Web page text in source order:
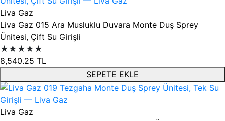
Liva Gaz
Liva Gaz 015 Ara Musluklu Duvara Monte Duş Sprey
Ünitesi, Çift Su Girişli
★★★★★
8,540.25 TL
SEPETE EKLE
Liva Gaz